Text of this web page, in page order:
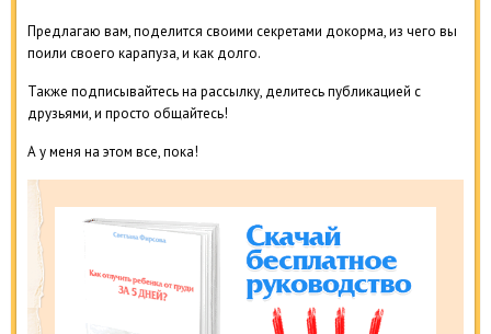
Предлагаю вам, поделится своими секретами докорма, из чего вы
поили своего карапуза, и как долго.
Также подписывайтесь на рассылку, делитесь публикацией с
друзьями, и просто общайтесь!
А у меня на этом все, пока!